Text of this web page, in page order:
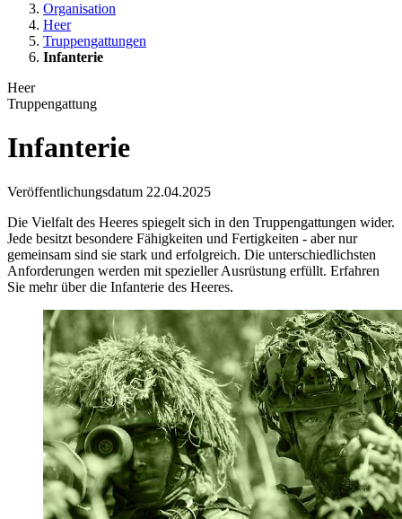
Organisation
Heer
Truppengattungen
Infanterie
Heer
Truppengattung
Infanterie
Veröffentlichungsdatum 22.04.2025
Die Vielfalt des Heeres spiegelt sich in den Truppengattungen wider.
Jede besitzt besondere Fähigkeiten und Fertigkeiten - aber nur
gemeinsam sind sie stark und erfolgreich. Die unterschiedlichsten
Anforderungen werden mit spezieller Ausrüstung erfüllt. Erfahren
Sie mehr über die Infanterie des Heeres.